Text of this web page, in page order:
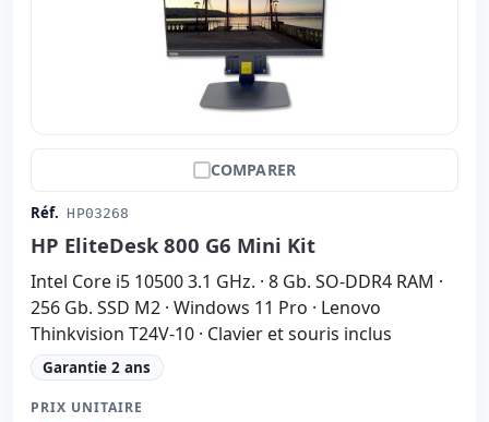
hR emballage
40.5x54x20.5 cm.
COMPARER
Réf. HP03268
HP EliteDesk 800 G6 Mini Kit
Intel Core i5 10500 3.1 GHz. · 8 Gb. SO-DDR4 RAM ·
256 Gb. SSD M2 · Windows 11 Pro · Lenovo
Thinkvision T24V-10 · Clavier et souris inclus
Garantie 2 ans
PRIX UNITAIRE